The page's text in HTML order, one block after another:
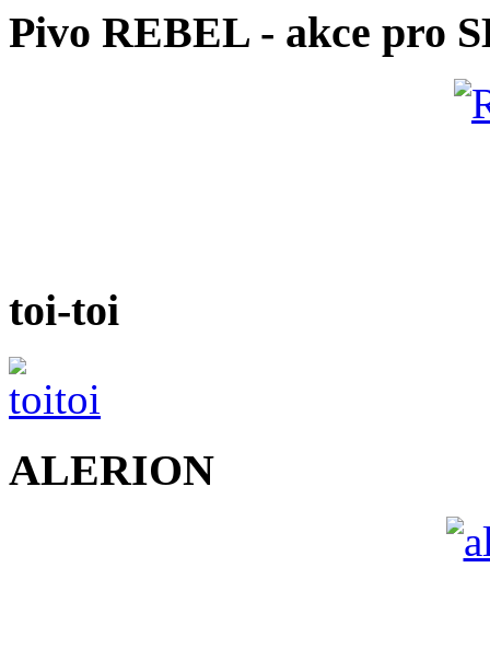
Pivo REBEL - akce pro
toi-toi
ALERION